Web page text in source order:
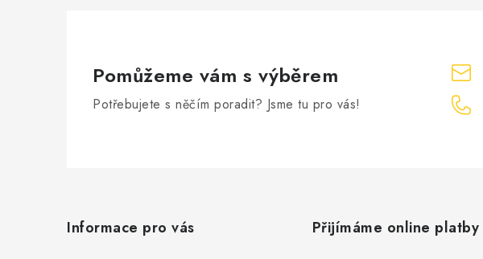
Pomůžeme vám s výběrem
Potřebujete s něčím poradit? Jsme tu pro vás!
Informace pro vás Přijímáme online platby